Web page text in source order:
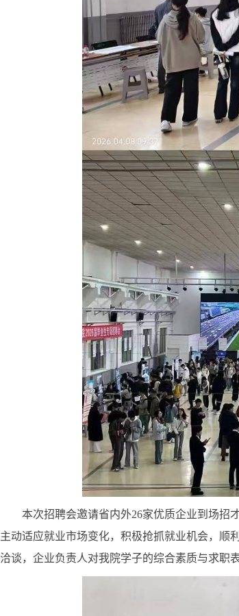
本次招聘会邀请省内外26家优质企业到场招
主动适应就业市场变化，积极抢抓就业机会，顺
洽谈，企业负责人对我院学子的综合素质与求职